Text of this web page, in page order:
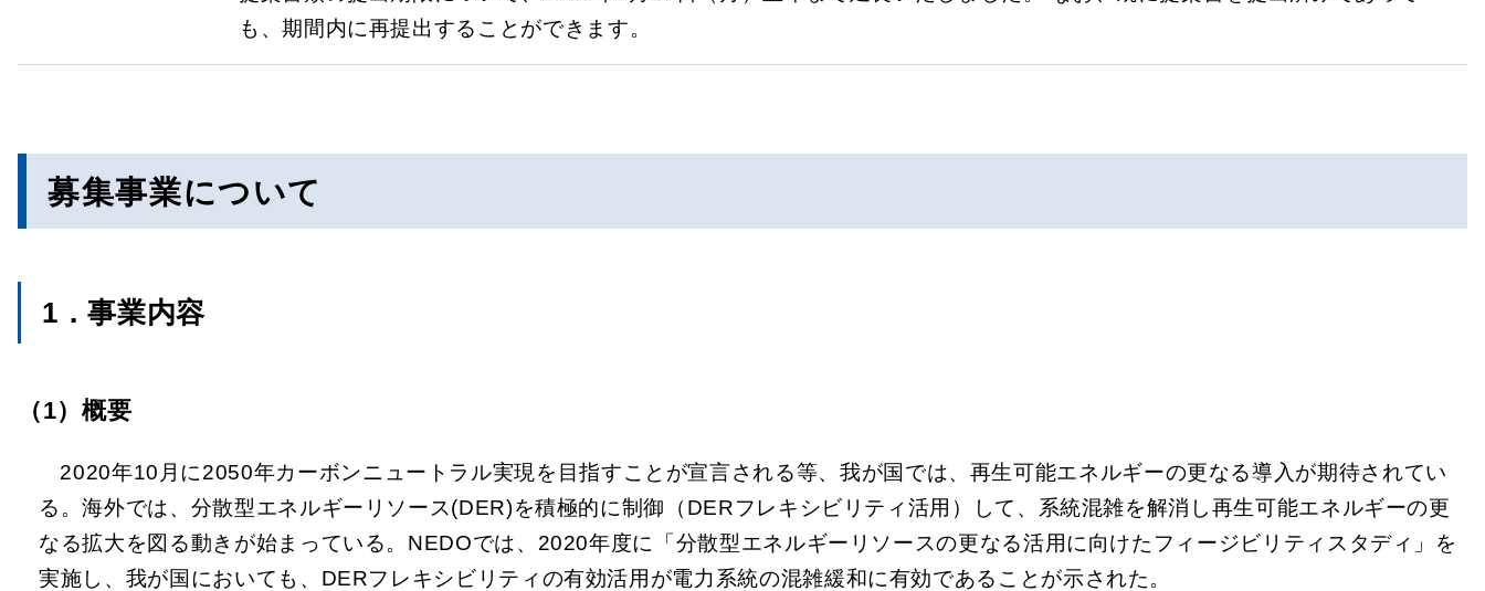
も、期間内に再提出することができます。
募集事業について
1．事業内容
（1）概要
2020年10月に2050年カーボンニュートラル実現を目指すことが宣言される等、我が国では、再生可能エネルギーの更なる導入が期待されてい
る。海外では、分散型エネルギーリソース(DER)を積極的に制御（DERフレキシビリティ活用）して、系統混雑を解消し再生可能エネルギーの更
なる拡大を図る動きが始まっている。NEDOでは、2020年度に「分散型エネルギーリソースの更なる活用に向けたフィージビリティスタディ」を
実施し、我が国においても、DERフレキシビリティの有効活用が電力系統の混雑緩和に有効であることが示された。